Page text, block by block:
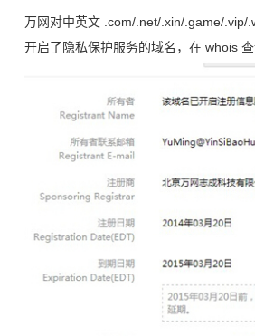
万网对中英文 .com/.net/.xin/.game/.vip/
开启了隐私保护服务的域名，在 whois